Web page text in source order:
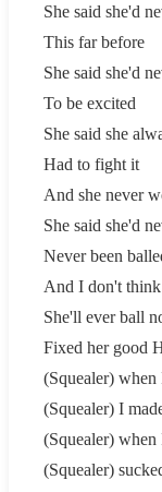
She said she'd
This far before
She said she'd
To be excited
She said she
Had to fight it
And she never
She said she'd
Never been
And I don't think
She'll ever ball
Fixed her good
(Squealer) when
(Squealer) I
(Squealer)
(Squealer)